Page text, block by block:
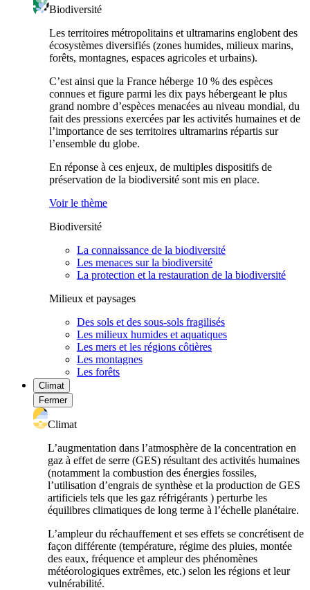
Biodiversité
Les territoires métropolitains et ultramarins englobent des
écosystèmes diversifiés (zones humides, milieux marins,
forêts, montagnes, espaces agricoles et urbains).
C’est ainsi que la France héberge 10 % des espèces
connues et figure parmi les dix pays hébergeant le plus
grand nombre d’espèces menacées au niveau mondial, du
fait des pressions exercées par les activités humaines et de
l’importance de ses territoires ultramarins répartis sur
l’ensemble du globe.
En réponse à ces enjeux, de multiples dispositifs de
préservation de la biodiversité sont mis en place.
Voir le thème
Biodiversité
La connaissance de la biodiversité
Les menaces sur la biodiversité
La protection et la restauration de la biodiversité
Milieux et paysages
Des sols et des sous-sols fragilisés
Les milieux humides et aquatiques
Les mers et les régions côtières
Les montagnes
Les forêts
Climat
Fermer
Climat
L’augmentation dans l’atmosphère de la concentration en
gaz à effet de serre (GES) résultant des activités humaines
(notamment la combustion des énergies fossiles,
l’utilisation d’engrais de synthèse et la production de GES
artificiels tels que les gaz réfrigérants ) perturbe les
équilibres climatiques de long terme à l’échelle planétaire.
L’ampleur du réchauffement et ses effets se concrétisent de
façon différente (température, régime des pluies, montée
des eaux, fréquence et ampleur des phénomènes
météorologiques extrêmes, etc.) selon les régions et leur
vulnérabilité.